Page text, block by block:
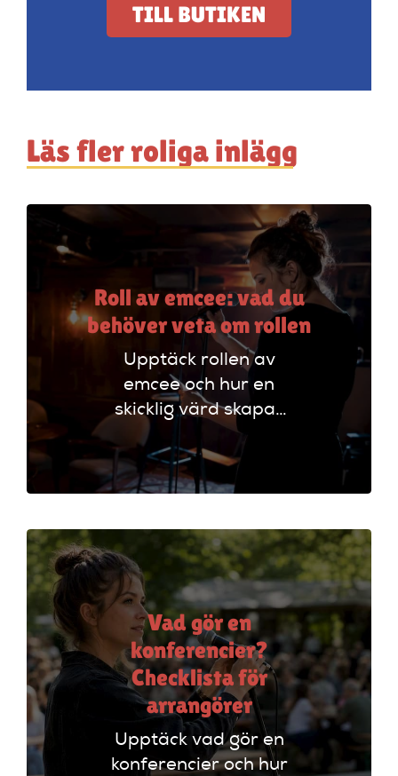
TILL BUTIKEN
Läs fler roliga inlägg
Roll av emcee: vad du
behöver veta om rollen
Upptäck rollen av
emcee och hur en
skicklig värd skapar
oförglömliga
evenemang genom
att styra
engagera publiken.
Vad gör en
konferencier?
Checklista för
arrangörer
Upptäck vad gör en
konferencier och hur